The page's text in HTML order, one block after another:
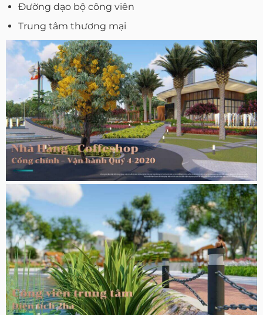
Đường dạo bộ công viên
Trung tâm thương mại